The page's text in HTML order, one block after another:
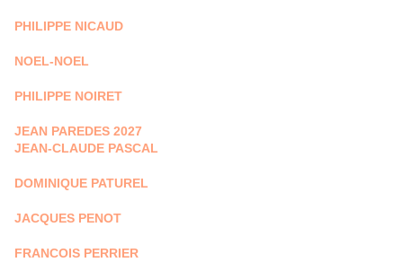
PHILIPPE NICAUD
NOEL-NOEL
PHILIPPE NOIRET
JEAN PAREDES 2027
JEAN-CLAUDE PASCAL
DOMINIQUE PATUREL
JACQUES PENOT
FRANCOIS PERRIER